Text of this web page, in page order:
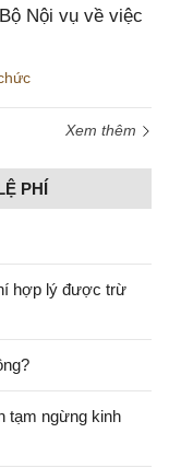
Nội vụ về việc
Xem thêm
PHÍ
hợp lý được trừ
tạm ngừng kinh